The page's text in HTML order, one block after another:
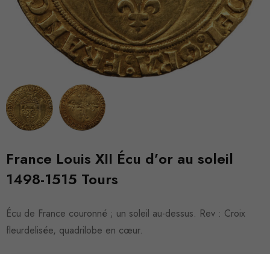
France Louis XII Écu d’or au soleil
1498-1515 Tours
Écu de France couronné ; un soleil au-dessus. Rev : Croix
fleurdelisée, quadrilobe en cœur.